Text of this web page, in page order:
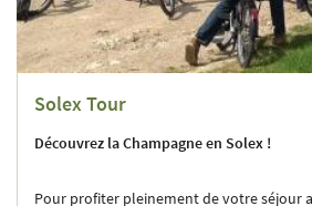
Solex Tour
Découvrez la Champagne en Solex !
Pour profiter pleinement de votre séjour au guidon du solex